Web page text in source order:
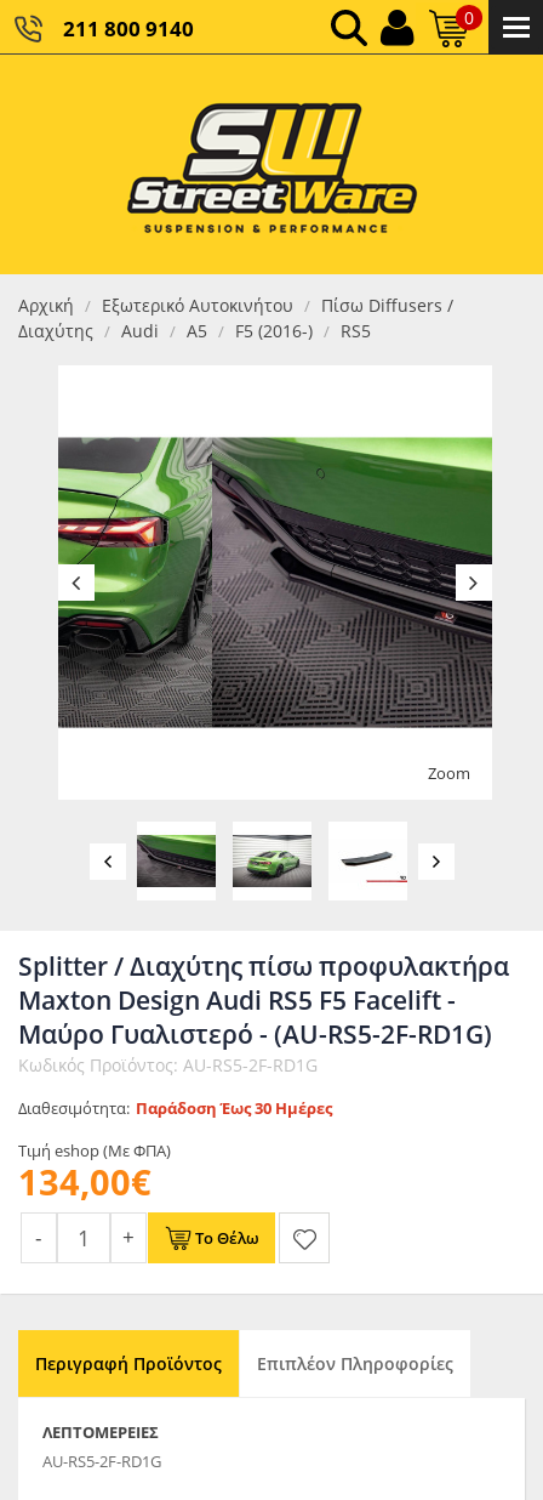
211 800 9140 0
ΚΑΘΑΡΌ ΣΎΝΟΛΟ:
ΤΕΛΙΚΌ ΣΎΝΟΛΟ:0,00 €
Αρχική / Εξωτερικό Αυτοκινήτου / Πίσω Diffusers /
Διαχύτης / Audi / Α5 / F5 (2016-) / RS5
Zoom
Splitter / Διαχύτης πίσω προφυλακτήρα
Maxton Design Audi RS5 F5 Facelift -
Μαύρο Γυαλιστερό - (AU-RS5-2F-RD1G)
Κωδικός Προϊόντος: AU-RS5-2F-RD1G
Διαθεσιμότητα: Παράδοση Έως 30 Ημέρες
Τιμή eshop (Με ΦΠΑ)
134,00€
Το Θέλω
Περιγραφή Προϊόντος Επιπλέον Πληροφορίες
ΛΕΠΤΟΜΈΡΕΙΕΣ
AU-RS5-2F-RD1G